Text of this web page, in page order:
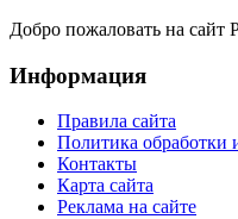
Добро пожаловать на сайт
Информация
Правила сайта
Политика
Контакты
Карта сайта
Реклама на сайте